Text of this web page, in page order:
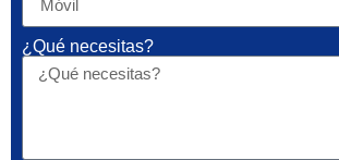
¿Qué necesitas?